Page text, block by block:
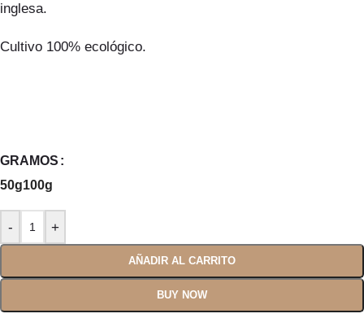
inglesa.
Cultivo 100% ecológico.
GRAMOS
50g100g
AÑADIR AL CARRITO
BUY NOW